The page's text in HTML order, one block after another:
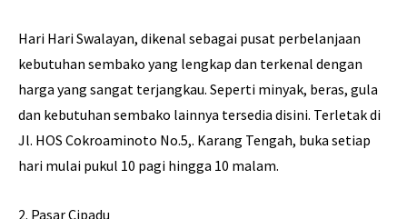
Hari Hari Swalayan, dikenal sebagai pusat perbelanjaan
kebutuhan sembako yang lengkap dan terkenal dengan
harga yang sangat terjangkau. Seperti minyak, beras, gula
dan kebutuhan sembako lainnya tersedia disini. Terletak di
Jl. HOS Cokroaminoto No.5,. Karang Tengah, buka setiap
hari mulai pukul 10 pagi hingga 10 malam.
2. Pasar Cipadu